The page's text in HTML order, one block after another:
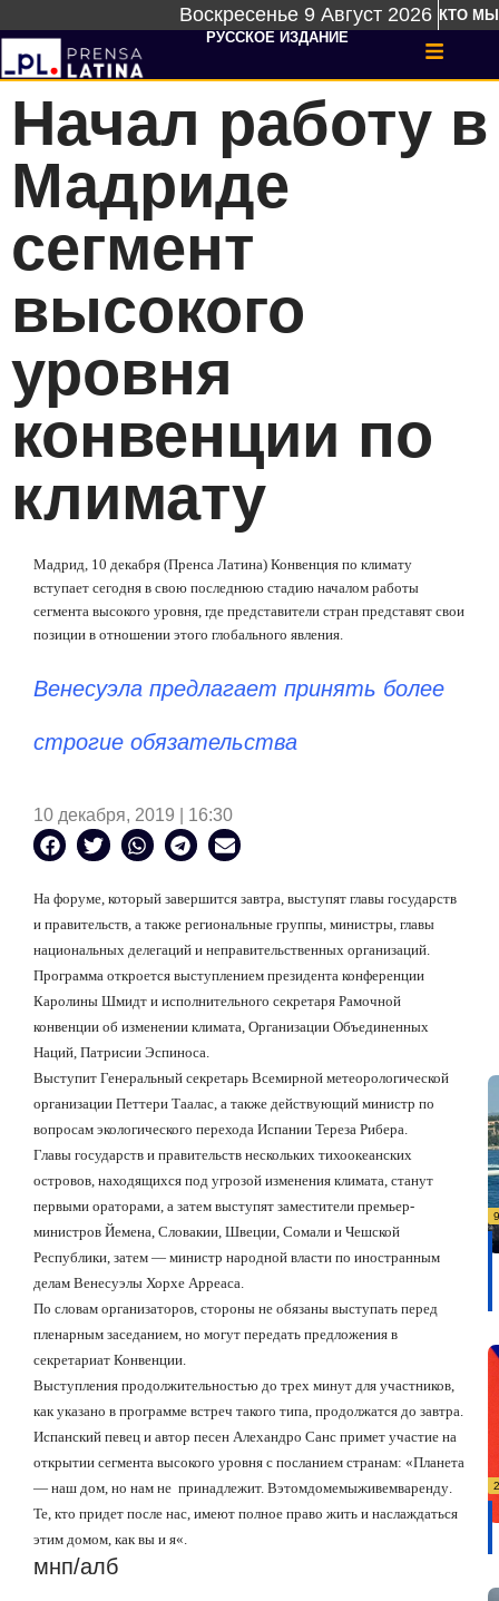
Воскресенье 9 Август 2026 КТО МЫ
РУССКОЕ ИЗДАНИЕ
Начал работу в
Мадриде
сегмент
высокого
уровня
конвенции по
климату
Мадрид, 10 декабря (Пренса Латина) Конвенция по климату
вступает сегодня в свою последнюю стадию началом работы
сегмента высокого уровня, где представители стран представят свои
позиции в отношении этого глобального явления.
Венесуэла предлагает принять более
строгие обязательства
10 декабря, 2019 | 16:30
На форуме, который завершится завтра, выступят главы государств
и правительств, а также региональные группы, министры, главы
национальных делегаций и неправительственных организаций.
Программа откроется выступлением президента конференции
Каролины Шмидт и исполнительного секретаря Рамочной
конвенции об изменении климата, Организации Объединенных
Наций, Патрисии Эспиноса.
Выступит Генеральный секретарь Всемирной метеорологической
организации Петтери Таалас, а также действующий министр по
вопросам экологического перехода Испании Тереза Рибера.
Главы государств и правительств нескольких тихоокеанских
островов, находящихся под угрозой изменения климата, станут
первыми ораторами, а затем выступят заместители премьер-
министров Йемена, Словакии, Швеции, Сомали и Чешской
Республики, затем — министр народной власти по иностранным
делам Венесуэлы Хорхе Арреаса.
По словам организаторов, стороны не обязаны выступать перед
пленарным заседанием, но могут передать предложения в
секретариат Конвенции.
Выступления продолжительностью до трех минут для участников,
как указано в программе встреч такого типа, продолжатся до завтра.
Испанский певец и автор песен Алехандро Санс примет участие на
открытии сегмента высокого уровня с посланием странам: «Планета
— наш дом, но нам не принадлежит. Вэтомдомемыживемваренду.
Те, кто придет после нас, имеют полное право жить и наслаждаться
этим домом, как вы и я«.
мнп/алб